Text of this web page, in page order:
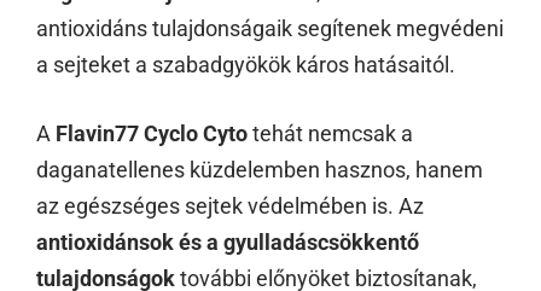
antioxidáns tulajdonságaik segítenek megvédeni
a sejteket a szabadgyökök káros hatásaitól.
A Flavin77 Cyclo Cytotehát nemcsak a
daganatellenes küzdelemben hasznos, hanem
az egészséges sejtek védelmében is. Az
antioxidánsok és a gyulladáscsökkentő
tulajdonságoktovábbi előnyöket biztosítanak,